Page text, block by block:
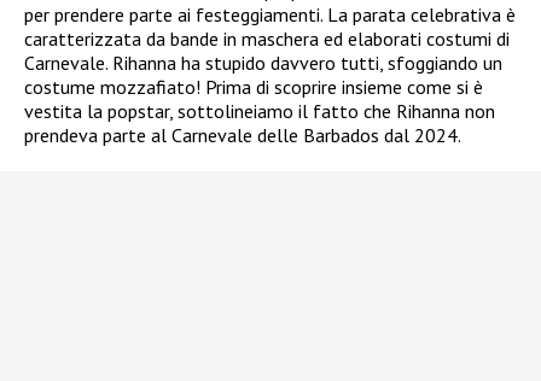
per prendere parte ai festeggiamenti. La parata celebrativa è
caratterizzata da bande in maschera ed elaborati costumi di
Carnevale. Rihanna ha stupido davvero tutti, sfoggiando un
costume mozzafiato! Prima di scoprire insieme come si è
vestita la popstar, sottolineiamo il fatto che Rihanna non
prendeva parte al Carnevale delle Barbados dal 2024.